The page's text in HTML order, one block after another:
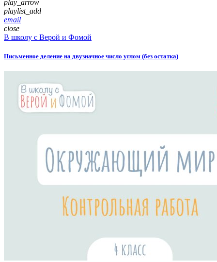
play_arrow
playlist_add
email
close
В школу с Верой и Фомой
Письменное деление на двузначное число углом (без остатка)